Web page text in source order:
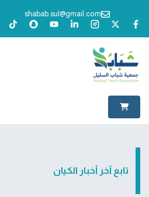
shabab.sul@gmail.com
تابع آخر أخبار الكيان